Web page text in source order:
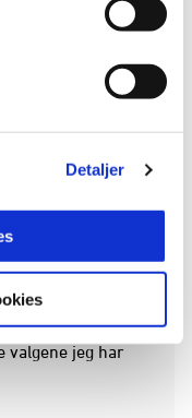
Detaljer
jobben med
for å flytte
ikke lang tid før
Glimtvis. Som
dette ut til å
ikke med å
valgene jeg har